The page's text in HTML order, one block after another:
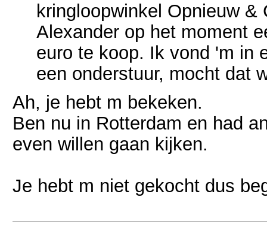
kringloopwinkel Opnieuw
Alexander op het moment
euro te koop. Ik vond 'm in
een onderstuur, mocht dat
Ah, je hebt m bekeken.
Ben nu in Rotterdam en had
even willen gaan kijken.
Je hebt m niet gekocht dus